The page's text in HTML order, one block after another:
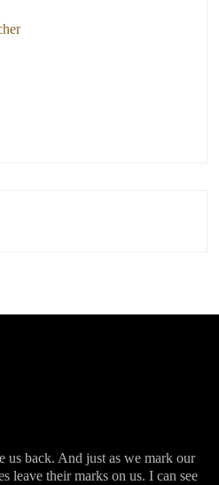
us back. And just as we mark our
leave their marks on us. I can see